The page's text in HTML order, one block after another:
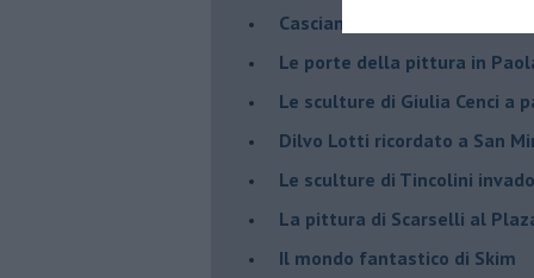
​Casciana: Skim in volo sulle
​Le porte della pittura in
​Le sculture di Giulia Cenci a
​Dilvo Lotti ricordato a San
​Le sculture di Tincolini
La pittura di Scarselli al
​Il mondo fantastico di Skim